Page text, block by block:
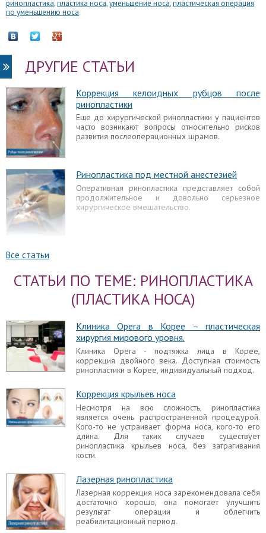
ринопластика,пластика носа,уменьшение носа,пластическая операция
по уменьшению носа
ДРУГИЕ СТАТЬИ
Коррекция келоидных рубцов после
ринопластики
Еще до хирургической ринопластики у пациентов
часто возникают вопросы относительно рисков
развития послеоперационных шрамов.
Ринопластика под местной анестезией
Оперативная ринопластика представляет собой
продолжительное и довольно серьезное
хирургическое вмешательство.
долго ожидать спадения отека? У некоторых
у отдельных лиц она менее выражена, чем у
Дипроспан после ринопластики
По понятным причинам многие пациенты желают
сократить время, в течение которого на лице
присутствуют вышеупомянутые припухлости.
продолжительности реабилитационного периода
после ринопластики и уменьшения выраженности
отечности.
Инъекционная ринопластика
Существуют различные виды безоперационной
ринопластики, позволяющие исправить мелкие
специальных инъекций без применения
хирургического вмешательства.
Последствия ринопластики
Пластика носа заслуженно считается одной из
Все статьи
СТАТЬИ ПО ТЕМЕ: РИНОПЛАСТИКА
(ПЛАСТИКА НОСА)
Клиника Opera в Корее – пластическая
хирургия мирового уровня.
Клиника Opera - подтяжка лица в Корее,
коррекция двойного века. Доступная стоимость
ринопластики в Корее, индивидуальный подход.
Коррекция крыльев носа
Несмотря на всю сложность, ринопластика
является очень распространенной процедурой.
Кого-то не устраивает форма носа, кого-то его
длина. Для таких случаев существует
ринопластика крыльев носа, без затрагивания
кости.
Лазерная ринопластика
Лазерная коррекция носа зарекомендовала себя
достаточно хорошо, она помогает улучшить
результат операции и облегчить
реабилитационный период.